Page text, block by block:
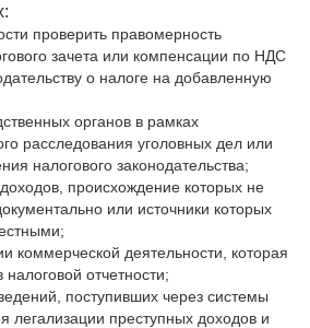
проверить правомерность
зачета или компенсации по НДС
о налоге на добавленную
органов в рамках
расследования уголовных дел или
налогового законодательства;
происхождение которых не
или источники которых
коммерческой деятельности, которая
налоговой отчетности;
поступивших через системы
легализации преступных доходов и